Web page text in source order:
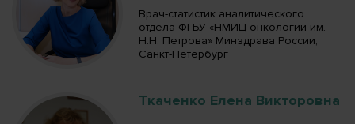
Врач-статистик аналитического
отдела ФГБУ «НМИЦ онкологии им.
Н.Н. Петрова» Минздрава России,
Санкт-Петербург
Ткаченко Елена Викторовна